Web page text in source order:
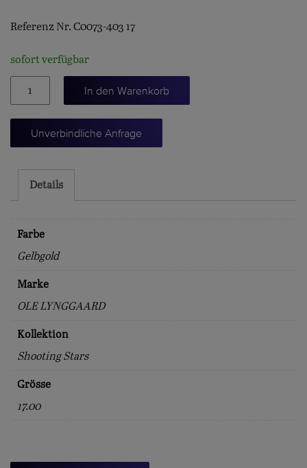
Referenz Nr. C0073-403 17
sofort verfügbar
Shooting
In den Warenkorb
Unverbindliche Anfrage
Details
Farbe
Gelbgold
Marke
OLE LYNGGAARD
Kollektion
Shooting Stars
Grösse
17.00